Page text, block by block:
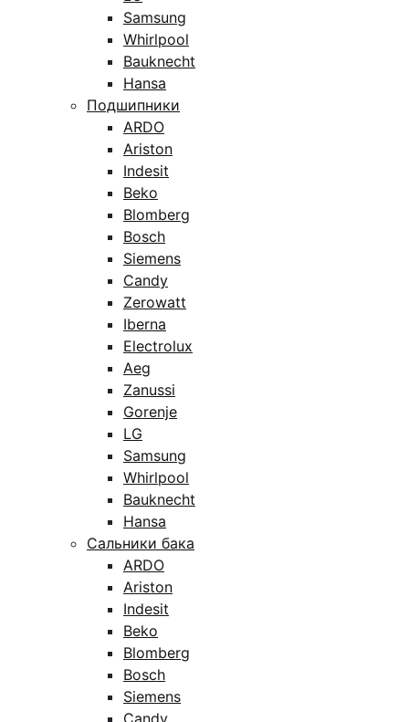
Samsung
Whirlpool
Bauknecht
Hansa
Подшипники
ARDO
Ariston
Indesit
Beko
Blomberg
Bosch
Siemens
Candy
Zerowatt
Iberna
Electrolux
Aeg
Zanussi
Gorenje
LG
Samsung
Whirlpool
Bauknecht
Hansa
Сальники бака
ARDO
Ariston
Indesit
Beko
Blomberg
Bosch
Siemens
Candy